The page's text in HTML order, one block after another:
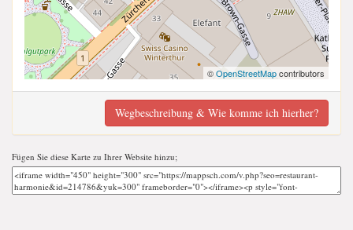
©OpenStreetMapcontributors
Wegbeschreibung & Wie komme ich hierher?
Fügen Sie diese Karte zu Ihrer Website hinzu;